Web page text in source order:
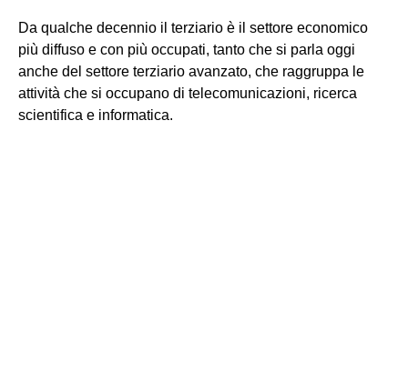
Da qualche decennio il terziario è il settore economico
più diffuso e con più occupati, tanto che si parla oggi
anche del settore terziario avanzato, che raggruppa le
attività che si occupano di telecomunicazioni, ricerca
scientifica e informatica.